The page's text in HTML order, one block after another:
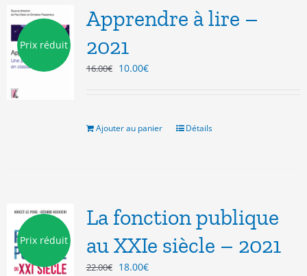
Prix réduit
Apprendre à lire –
2021
16.00€ Le
16.00€.
10.00€Le
10.00€.
Ajouter au panier Détails
Prix réduit
La fonction publique
au XXIe siècle – 2021
22.00€ Le
18.00€Le